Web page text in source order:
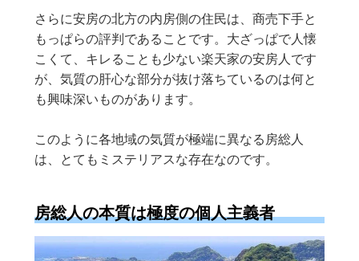
さらに安房の北方の内房側の住民は、商売下手と
もっぱらの評判であることです。大ざっぱで人懐
こくて、キレることも少ない楽天家の安房人です
が、気質の肝心な部分が抜け落ちているのは何と
も興味深いものがあります。
このように各地域の気質が極端に異なる房総人
は、とてもミステリアスな存在なのです。
房総人の本質は極度の個人主義者